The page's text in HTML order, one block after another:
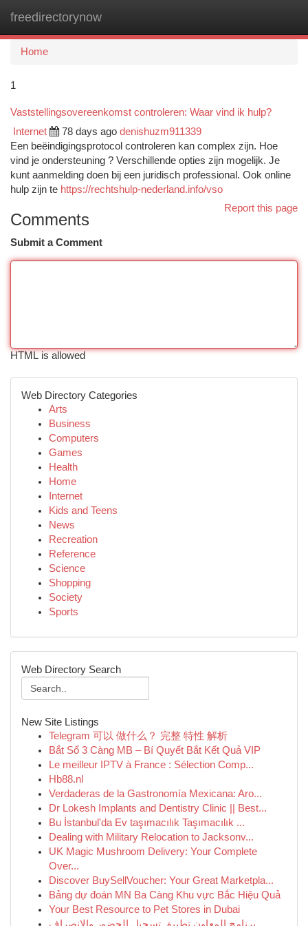
freedirectorynow
Home
1
Vaststellingsovereenkomst controleren: Waar vind ik hulp?
Internet 78 days ago denishuzm911339
Een beëindigingsprotocol controleren kan complex zijn. Hoe
vind je ondersteuning ? Verschillende opties zijn mogelijk. Je
kunt aanmelding doen bij een juridisch professional. Ook online
hulp zijn te https://rechtshulp-nederland.info/vso
Report this page
Comments
Submit a Comment
HTML is allowed
Web Directory Categories
Arts
Business
Computers
Games
Health
Home
Internet
Kids and Teens
News
Recreation
Reference
Science
Shopping
Society
Sports
Web Directory Search
New Site Listings
Telegram 可以 做什么？ 完整 特性 解析
Bắt Sổ 3 Càng MB – Bí Quyết Bắt Kết Quả VIP
Le meilleur IPTV à France : Sélection Comp...
Hb88.nl
Verdaderas de la Gastronomía Mexicana: Aro...
Dr Lokesh Implants and Dentistry Clinic || Best...
Bu İstanbul'da Ev taşımacılık Taşımacılık ...
Dealing with Military Relocation to Jacksonv...
UK Magic Mushroom Delivery: Your Complete
Over...
Discover BuySellVoucher: Your Great Marketpla...
Bảng dự đoán MN Ba Càng Khu vực Bắc Hiệu Quả
Your Best Resource to Pet Stores in Dubai